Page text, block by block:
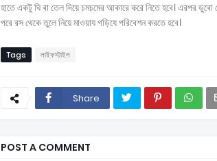
হাতে একটু ঘি বা তেল দিয়ে চমচমের আকারে করে নিতে হবে। এরপর ডুবো
পরে রস থেকে তুলে নিয়ে মাওয়ায গড়িযে পরিবেশন করতে হবে।
Tags লাইফস্টাইল
Share
POST A COMMENT